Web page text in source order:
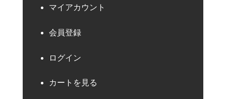
マイアカウント
会員登録
ログイン
カートを見る